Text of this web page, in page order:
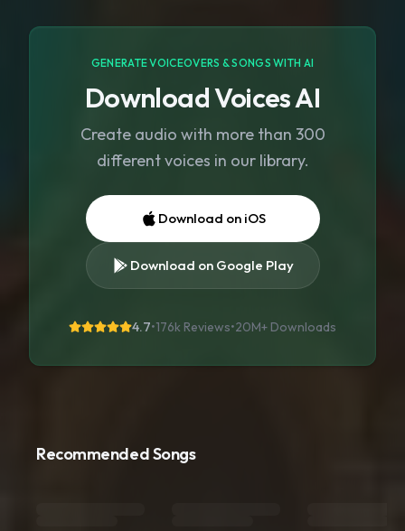
GENERATE VOICEOVERS & SONGS WITH AI
Download Voices AI
Create audio with more than 300
different voices in our library.
Download on iOS
Download on Google Play
4.7•176k Reviews•20M+ Downloads
Recommended Songs